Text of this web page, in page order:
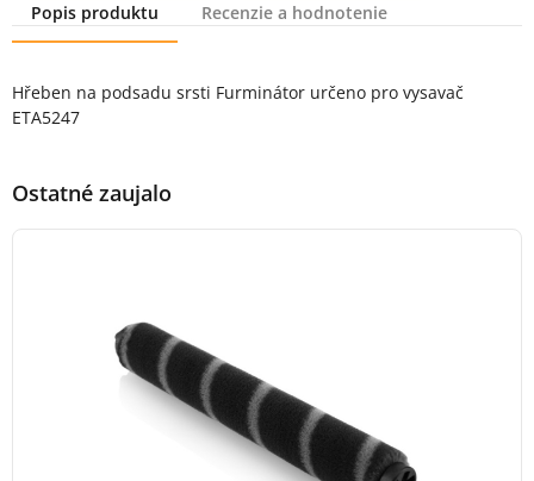
Popis produktu
Recenzie a hodnotenie
Hřeben na podsadu srsti Furminátor určeno pro vysavač
ETA5247
Ostatné zaujalo